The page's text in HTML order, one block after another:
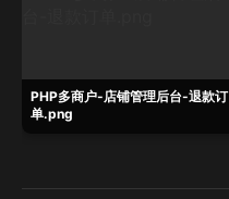
PHP多商户-店铺管理后台-退款订
单.png